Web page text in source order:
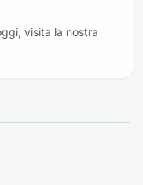
visita la nostra